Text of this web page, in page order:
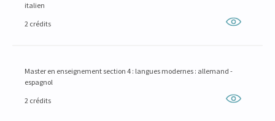
italien
2 crédits
Master en enseignement section 4 : langues modernes : allemand -
espagnol
2 crédits